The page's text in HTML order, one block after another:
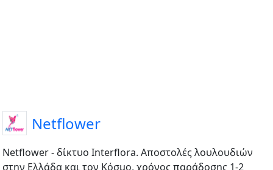
Netflower
Netflower - δίκτυο Interflora. Αποστολές λουλουδιών
στην Ελλάδα και τον Κόσμο, χρόνος παράδοσης 1-2